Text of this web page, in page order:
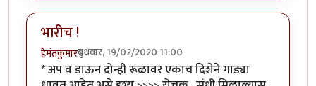
भारीच !
हेमंतकुमारबुधवार, 19/02/2020 11:00
* अप व डाऊन दोन्ही रूळावर एकाच दिशेने गाड्या